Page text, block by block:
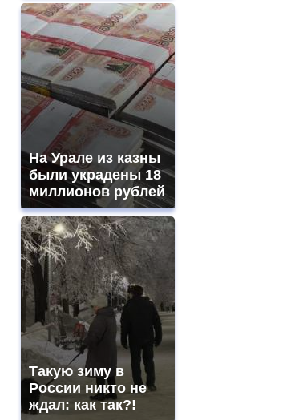
На Урале из казны
были украдены 18
миллионов рублей
Такую зиму в
России никто не
ждал: как так?!